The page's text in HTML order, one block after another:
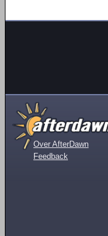
Over AfterDawn
Feedback